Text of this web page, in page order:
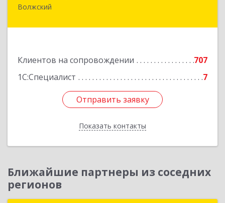
Волжский
Клиентов на сопровождении
707
1С:Специалист
7
Отправить заявку
Показать контакты
404120, Волгоградская обл, Волжский г, им
Отправить заявку
Назад
Ближайшие партнеры из соседних
регионов